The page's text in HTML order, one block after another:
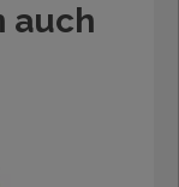
auch